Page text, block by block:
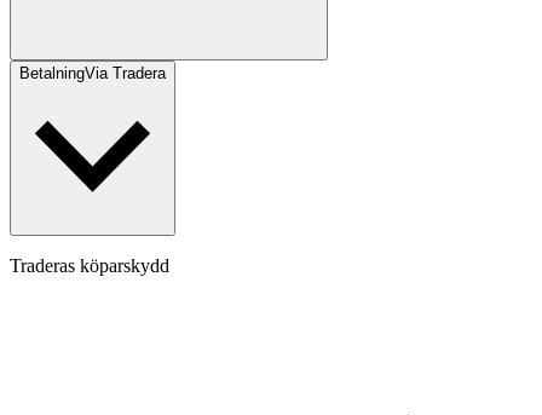
BetalningVia Tradera
Traderas köparskydd